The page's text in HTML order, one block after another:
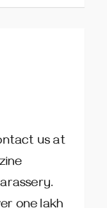
us at